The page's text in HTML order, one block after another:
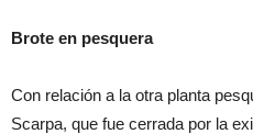
Brote en pesquera
Con relación a la otra planta
Scarpa, que fue cerrada por la